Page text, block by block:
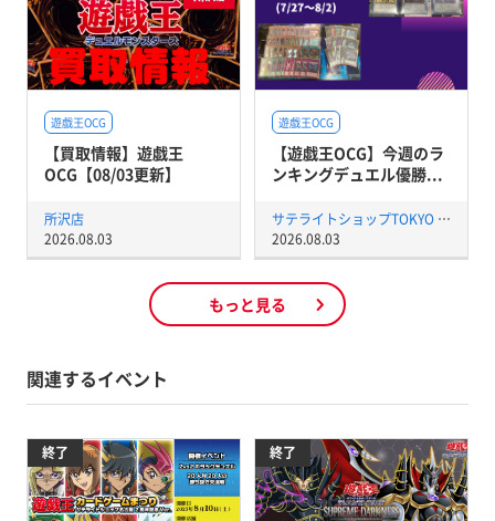
遊戯王OCG
【遊戯王OCG】今週のラ
ンキングデュエル優勝...
サテライトショップTOKYO 秋葉原店
2026.08.03
遊戯王OCG
【買取情報】遊戯王
OCG【08/03更新】
所沢店
2026.08.03
もっと見る
関連するイベント
終了 終了